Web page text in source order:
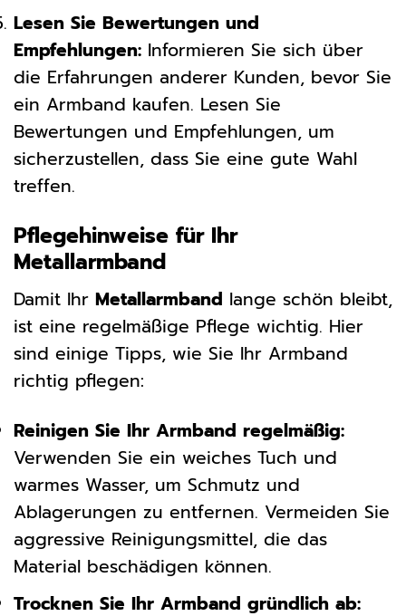
Lesen Sie Bewertungen und
Empfehlungen: Informieren Sie sich über
die Erfahrungen anderer Kunden, bevor Sie
ein Armband kaufen. Lesen Sie
Bewertungen und Empfehlungen, um
sicherzustellen, dass Sie eine gute Wahl
treffen.
Pflegehinweise für Ihr
Metallarmband
Damit Ihr Metallarmband lange schön bleibt,
ist eine regelmäßige Pflege wichtig. Hier
sind einige Tipps, wie Sie Ihr Armband
richtig pflegen:
Reinigen Sie Ihr Armband regelmäßig:
Verwenden Sie ein weiches Tuch und
warmes Wasser, um Schmutz und
Ablagerungen zu entfernen. Vermeiden Sie
aggressive Reinigungsmittel, die das
Material beschädigen können.
Trocknen Sie Ihr Armband gründlich ab: